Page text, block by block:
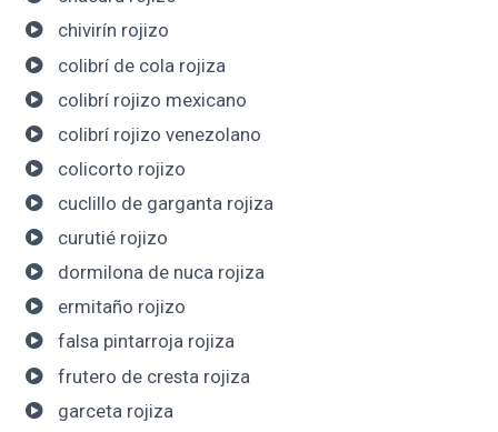
chivirín rojizo
colibrí de cola rojiza
colibrí rojizo mexicano
colibrí rojizo venezolano
colicorto rojizo
cuclillo de garganta rojiza
curutié rojizo
dormilona de nuca rojiza
ermitaño rojizo
falsa pintarroja rojiza
frutero de cresta rojiza
garceta rojiza